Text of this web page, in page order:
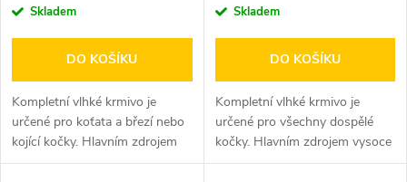
cena:Skladem
DO KOŠÍKU
Kompletní vlhké krmivo je
určené pro koťata a březí nebo
kojící kočky. Hlavním zdrojem
bílkovin je vysoce...
cena:Skladem
DO KOŠÍKU
Kompletní vlhké krmivo je
určené pro všechny dospělé
kočky. Hlavním zdrojem vysoce
kvalitních bílkovin...